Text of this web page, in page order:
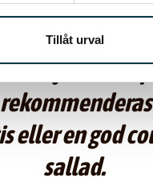
Tillåt urval
förrätt är fint
i är
eller en god
sallad.